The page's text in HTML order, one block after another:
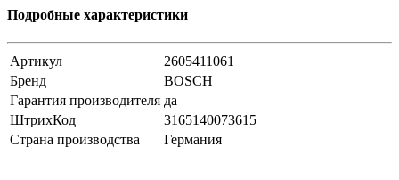
Подробные характеристики
Артикул
2605411061
Бренд
BOSCH
Гарантия производителя да
ШтрихКод
3165140073615
Страна производства
Германия